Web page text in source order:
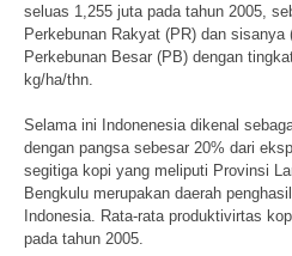
seluas 1,255 juta pada tahun 2005,
Perkebunan Rakyat (PR) dan sisanya
Perkebunan Besar (PB) dengan
kg/ha/thn.
Selama ini Indonenesia dikenal
dengan pangsa sebesar 20% dari
segitiga kopi yang meliputi Provinsi
Bengkulu merupakan daerah
Indonesia. Rata-rata produktivirtas
pada tahun 2005.